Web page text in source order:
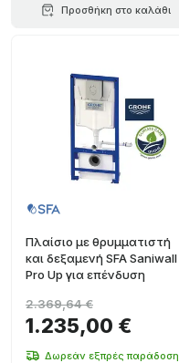
Προσθήκη στο καλάθι
Πλαίσιο με θρυμματιστή
και δεξαμενή SFA Saniwall
Pro Up για επένδυση
1.235,00 €
2.369,64 €
Δωρεάν εξπρές παράδοση